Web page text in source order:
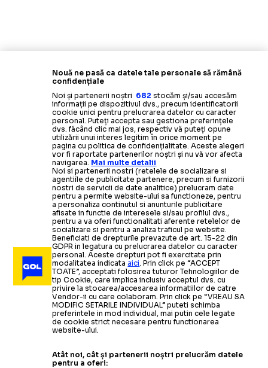
Nouă ne pasă ca datele tale personale să rămână
confidențiale
Noi și partenerii noștri 682 stocăm și/sau accesăm
informații pe dispozitivul dvs., precum identificatorii
cookie unici pentru prelucrarea datelor cu caracter
personal. Puteți accepta sau gestiona preferințele
dvs. făcând clic mai jos, respectiv vă puteți opune
utilizării unui interes legitim în orice moment pe
pagina cu politica de confidențialitate. Aceste alegeri
vor fi raportate partenerilor noștri și nu vă vor afecta
navigarea. Mai multe detalii
Noi si partenerii nostri (retelele de socializare si
agentiile de publicitate partenere, precum si furnizorii
nostri de servicii de date analitice) prelucram date
pentru a permite website-ului sa functioneze, pentru
a personaliza continutul si anunturile publicitare
afisate in functie de interesele si/sau profilul dvs.,
pentru a va oferi functionalitati aferente retelelor de
socializare si pentru a analiza traficul pe website.
Beneficiati de drepturile prevazute de art. 15-22 din
GDPR in legatura cu prelucrarea datelor cu caracter
personal. Aceste drepturi pot fi exercitate prin
modalitatea indicataaici. Prin click pe “ACCEPT
TOATE”, acceptati folosirea tuturor Tehnologiilor de
tip Cookie, care implica inclusiv acceptul dvs. cu
privire la stocarea/accesarea informatiilor de catre
Vendor-ii cu care colaboram. Prin click pe “VREAU SA
MODIFIC SETARILE INDIVIDUAL” puteti schimba
preferintele in mod individual, mai putin cele legate
de cookie strict necesare pentru functionarea
website-ului.
Atât noi, cât și partenerii noștri prelucrăm datele
pentru a oferi: